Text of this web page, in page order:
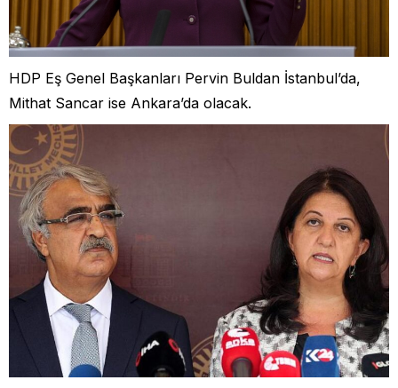
HDP Eş Genel Başkanları Pervin Buldan İstanbul’da,
Mithat Sancar ise Ankara’da olacak.